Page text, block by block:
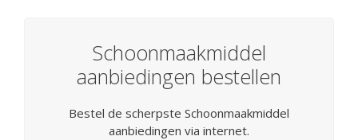
Schoonmaakmiddel
aanbiedingen bestellen
Bestel de scherpste Schoonmaakmiddel
aanbiedingen via internet.